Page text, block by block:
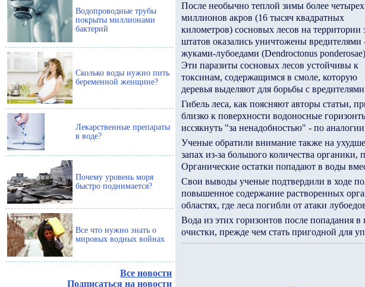
Водопроводные трубы
покрыты миллионами
бактерий
Сколько воды нужно пить
беременной женщине?
Лекарственные препараты
в воде?
Почему уровень моря
быстро поднимается?
Все что нужно знать о
мировых водных войнах
Все новости
Подписаться на новости
После необычно теплой зимы более четырех
миллионов акров (16 тысяч квадратных
километров) сосновых лесов на территории
штатов оказались уничтожены вредителями
жуками-лубоедами (Dendroctonus
Эти паразиты сосновых лесов устойчивы к
токсинам, содержащимся в смоле, которую
деревья выделяют для борьбы с
Гибель леса, как поясняют авторы статьи,
близко к поверхности водоносные
иссякнуть "за ненадобностью" - по
Ученые обратили внимание также на
запах из-за большого количества
Органические остатки попадают в воды
Свои выводы ученые подтвердили в ходе
повышенное содержание растворенных
областях, где леса погибли от атаки
Вода из этих горизонтов после попадания
очистки, прежде чем стать пригодной для